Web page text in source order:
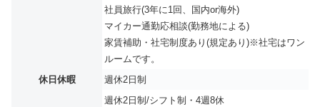
社員旅行(3年に1回、国内or海外)
マイカー通勤応相談(勤務地による)
家賃補助・社宅制度あり(規定あり)※社宅はワン
ルームです。
休日休暇
週休2日制
週休2日制/シフト制・4週8休